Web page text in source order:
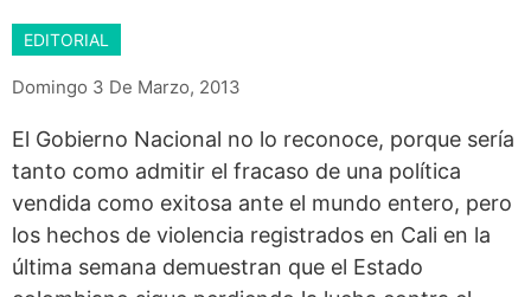
EDITORIAL
Domingo 3 De Marzo, 2013
El Gobierno Nacional no lo reconoce, porque sería
tanto como admitir el fracaso de una política
vendida como exitosa ante el mundo entero, pero
los hechos de violencia registrados en Cali en la
última semana demuestran que el Estado